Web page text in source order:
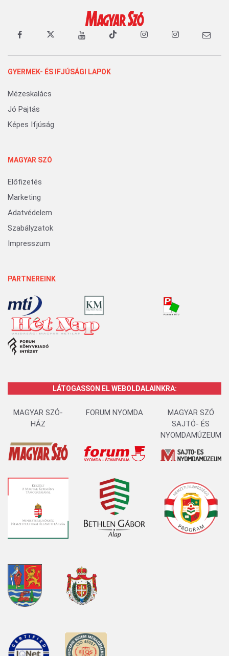
GYERMEK- ÉS IFJÚSÁGI LAPOK
Mézeskalács
Jó Pajtás
Képes Ifjúság
MAGYAR SZÓ
Előfizetés
Marketing
Adatvédelem
Szabályzatok
Impresszum
PARTNEREINK
LÁTOGASSON EL WEBOLDALAINKRA:
MAGYAR SZÓ-
HÁZ
FORUM NYOMDA
MAGYAR SZÓ
SAJTÓ- ÉS
NYOMDAMÚZEUM